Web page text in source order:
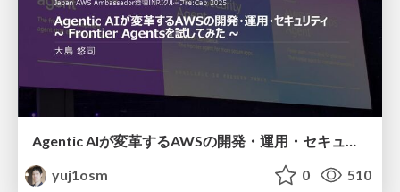
Agentic AIが変革するAWSの開発・運用・セキュリティ ～Frontier Agentsを試してみた～ / Agentic AI transforms AWS development, operations, and security I tried Frontier Agents
yuj1osm
0 510